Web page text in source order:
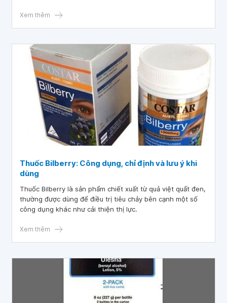
Xem thêm
Thuốc Bilberry: Công dụng, chỉ định và lưu ý khi
dùng
Thuốc Bilberry là sản phẩm chiết xuất từ quả việt quất đen,
thường được dùng để điều trị tiêu chảy bên cạnh một số
công dụng khác như cải thiện thị lực.
Xem thêm